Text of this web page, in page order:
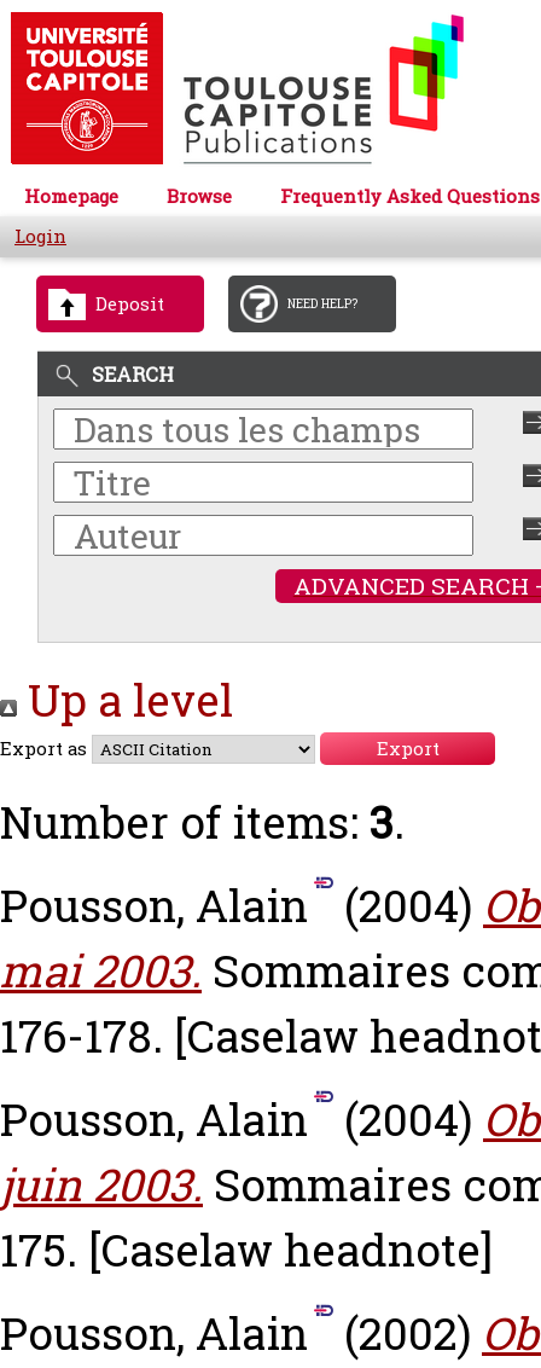
Homepage Browse
Frequently Asked Questions
Login
Deposit NEED HELP?
SEARCH
ADVANCED SEARCH
Up a level
Export as
Number of items: 3.
Pousson, Alain
(2004)
mai 2003. Sommaires
176-178. [Caselaw
Pousson, Alain
(2004)
juin 2003. Sommaires
175. [Caselaw headnote]
Pousson, Alain
(2002)